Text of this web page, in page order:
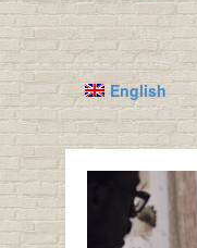
English